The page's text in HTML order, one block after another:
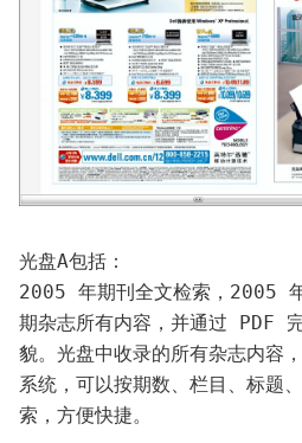
光盘A包括：
2005 年期刊全文检索，2005
期杂志所有内容，并通过 PDF
貌。光盘中收录的所有杂志内容
系统，可以按期数、栏目、标题
索，方便快捷。